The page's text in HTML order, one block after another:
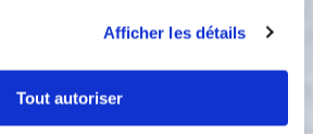
Afficher les détails
Tout autoriser
terre en morceaux puis faites les